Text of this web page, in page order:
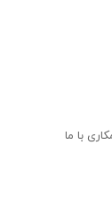
با ما